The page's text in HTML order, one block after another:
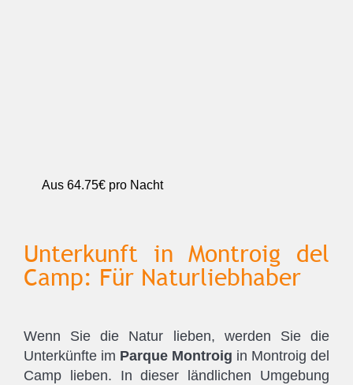
Aus 64.75€pro Nacht
Unterkunft in Montroig del
Camp: Für Naturliebhaber
Wenn Sie die Natur lieben, werden Sie die
Unterkünfte im Parque Montroig in Montroig del
Camp lieben. In dieser ländlichen Umgebung